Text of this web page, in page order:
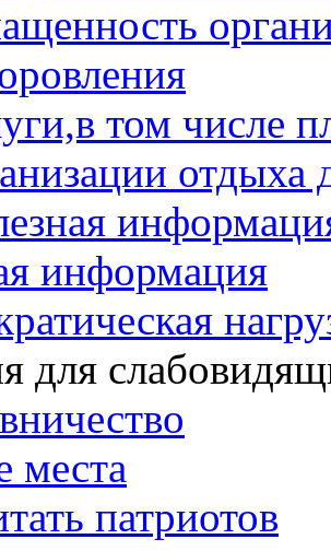
том числе
отдыха
информация
для
места
патриотов